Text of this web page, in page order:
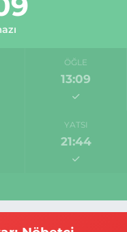
ÖĞLE
13:09
YATSI
21:44